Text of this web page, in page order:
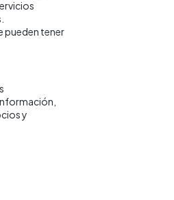
pueden tener
y